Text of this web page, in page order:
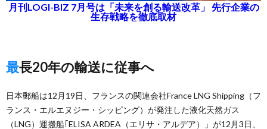
月刊LOGI-BIZ 7月号は「未来を創る輸送改革」 先行企業の
生存戦略を徹底取材
最長20年の輸送に従事へ
日本郵船は12月19日、フランスの関連会社France LNG Shipping（フ
ランス・エルエヌジー・シッピング）が発注した液化天然ガス
（LNG）運搬船｢ELISA ARDEA（エリサ・アルデア）」が12月3日、